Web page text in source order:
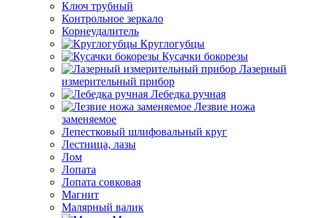
Ключ трубный
Контрольное зеркало
Корнеудалитель
Круглогубцы
Кусачки бокорезы
Лазерный
измерительный прибор
Лебедка ручная
Лезвие ножа
заменяемое
Лепестковый шлифовальный круг
Лестница, лазы
Лом
Лопата
Лопата совковая
Магнит
Малярный валик